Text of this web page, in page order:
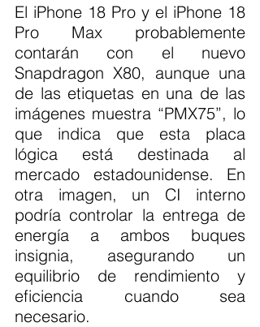
El iPhone 18 Pro y el iPhone 18
Pro Max probablemente
contarán con el nuevo
Snapdragon X80, aunque una
de las etiquetas en una de las
imágenes muestra “PMX75”, lo
que indica que esta placa
lógica está destinada al
mercado estadounidense. En
otra imagen, un CI interno
podría controlar la entrega de
energía a ambos buques
insignia, asegurando un
equilibrio de rendimiento y
eficiencia cuando sea
necesario.